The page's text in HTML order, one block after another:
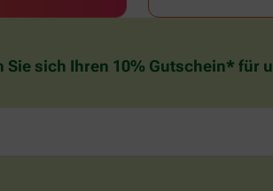
sich Ihren 10% Gutschein* für